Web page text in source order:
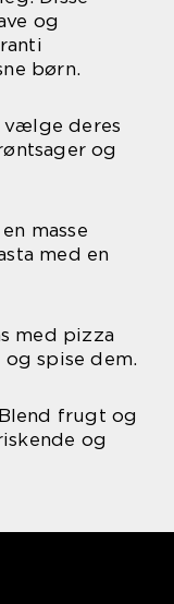
og
børn.
vælge deres
og
masse
med en
med pizza
spise dem.
frugt og
og